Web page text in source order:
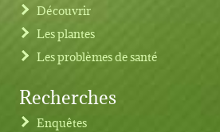
Footer menu
Découvrir
Les plantes
Les problèmes de santé
Recherches
Enquêtes